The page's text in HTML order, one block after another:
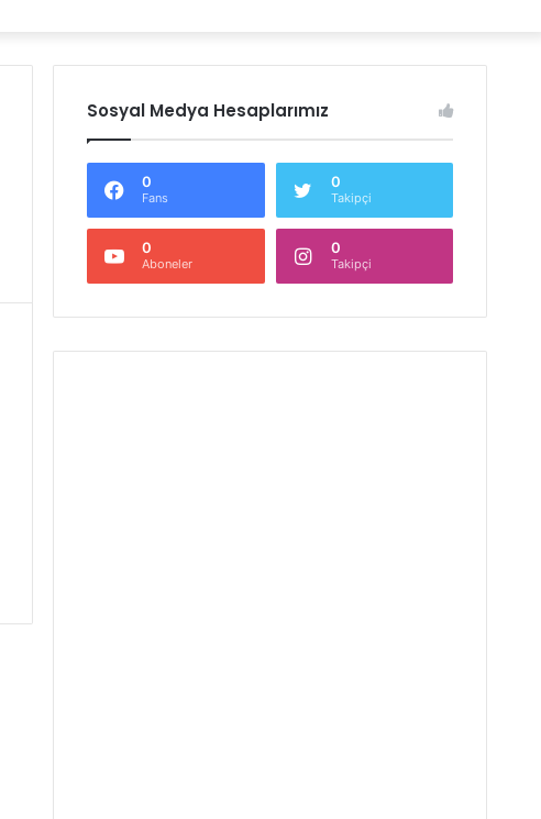
Sosyal Medya Hesaplarımız
0
Fans
0
Takipçi
0
Aboneler
0
Takipçi